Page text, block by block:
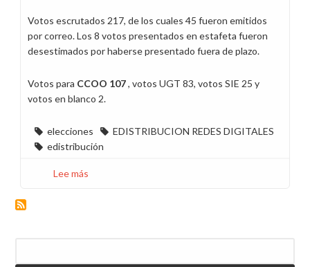
Votos escrutados 217, de los cuales 45 fueron emitidos
por correo. Los 8 votos presentados en estafeta fueron
desestimados por haberse presentado fuera de plazo.
Votos para CCOO 107, votos UGT 83, votos SIE 25 y
votos en blanco 2.
elecciones
EDISTRIBUCION REDES DIGITALES
edistribución
Lee más
en